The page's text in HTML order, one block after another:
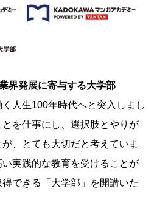
界発展に寄与する大学部
人生100年時代へと突入しまし
を仕事にし、選択肢とやりが
、とても大切だと考えていま
実践的な教育を受けることが
できる「大学部」を開講いた